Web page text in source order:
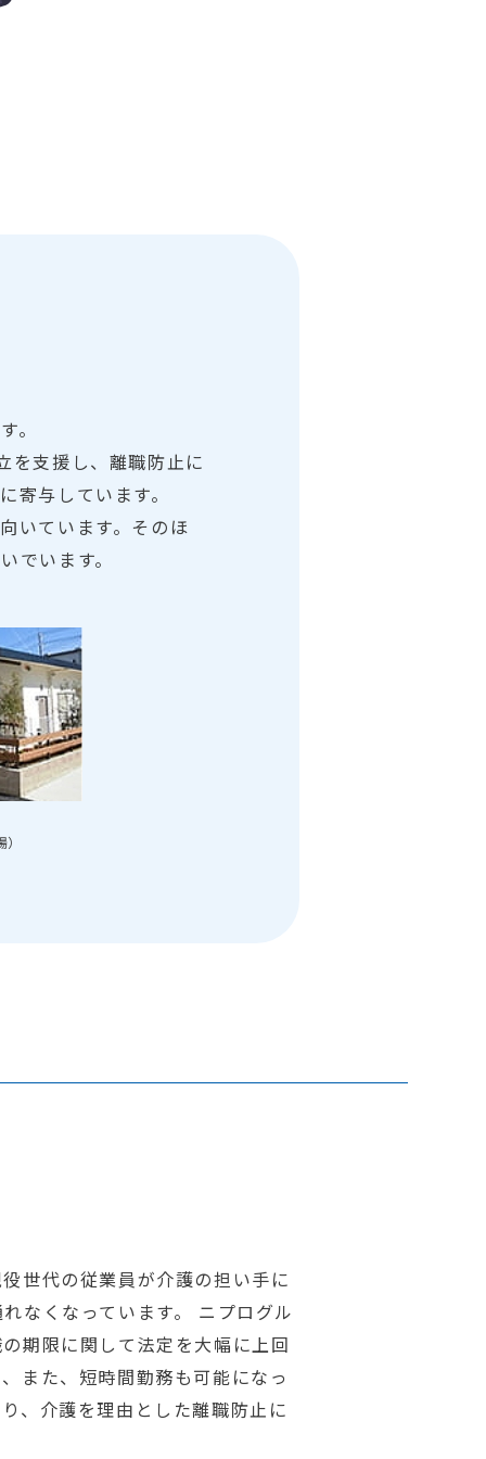
。
を支援し、離職防止に
与しています。
いています。そのほ
でいます。
世代の従業員が介護の担い手に
なくなっています。 ニプログル
期限に関して法定を大幅に上回
また、短時間勤務も可能になっ
、介護を理由とした離職防止に